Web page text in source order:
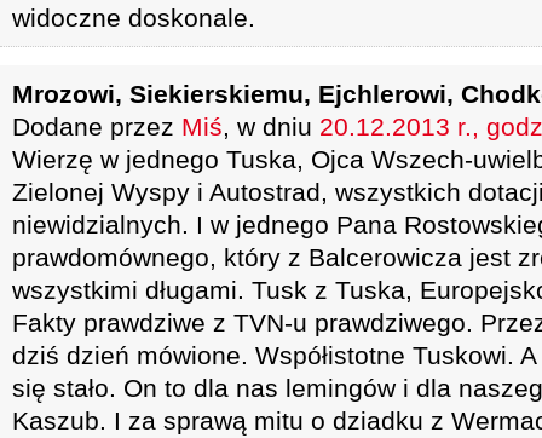
widoczne doskonale.
Mrozowi, Siekierskiemu, Ejchlerowi,
Dodane przez Miś, w dniu 20.12.2013 r.,
Wierzę w jednego Tuska, Ojca Wszech-
Zielonej Wyspy i Autostrad, wszystkich
niewidzialnych. I w jednego Pana
prawdomównego, który z Balcerowicza jest
wszystkimi długami. Tusk z Tuska,
Fakty prawdziwe z TVN-u prawdziwego.
dziś dzień mówione. Współistotne Tuskowi.
się stało. On to dla nas lemingów i dla
Kaszub. I za sprawą mitu o dziadku z